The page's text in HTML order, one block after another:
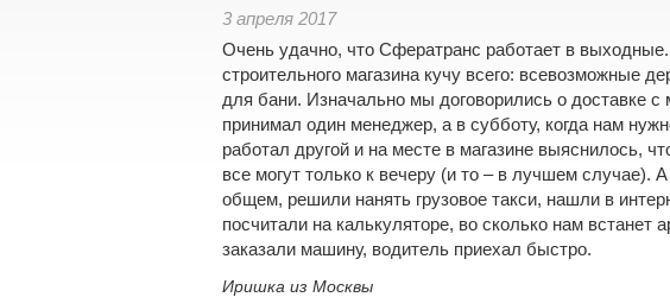
3 апреля 2017
Очень удачно, что Сфератранс работает в
строительного магазина кучу всего: всевозможные
для бани. Изначально мы договорились о доставке с
принимал один менеджер, а в субботу, когда нам
работал другой и на месте в магазине выяснилось,
все могут только к вечеру (и то – в лучшем случае).
общем, решили нанять грузовое такси, нашли в
посчитали на калькуляторе, во сколько нам встанет
заказали машину, водитель приехал быстро.
Иришка из Москвы